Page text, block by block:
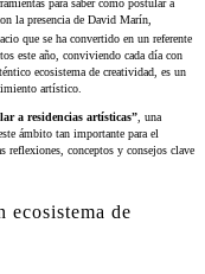
para saber cómo postular a
la presencia de David Marín,
que se ha convertido en un referente
este año, conviviendo cada día con
ecosistema de creatividad, es un
artístico.
a residencias artísticas” , una
ámbito tan importante para el
reflexiones, conceptos y consejos clave
ecosistema de